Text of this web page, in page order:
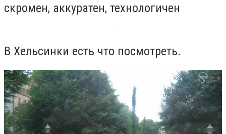
скромен, аккуратен, технологичен
В Хельсинки есть что посмотреть.